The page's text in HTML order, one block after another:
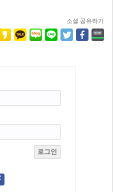
소셜 공유하기
로그인